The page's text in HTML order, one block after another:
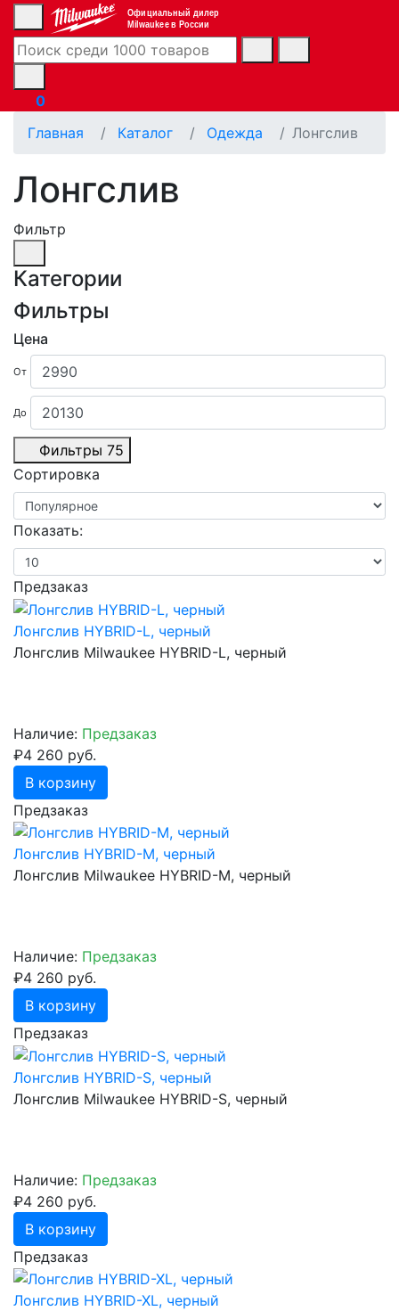
Официальный дилер
Milwaukee в России
0
Главная
Каталог Одежда Лонгслив
Лонгслив
Фильтр
Категории
Фильтры
Цена
От
До
Фильтры 75
Сортировка
Показать:
Предзаказ
Лонгслив HYBRID-L, черный
Лонгслив Milwaukee HYBRID-L, черный
Наличие: Предзаказ
₽4 260 руб.
В корзину
Предзаказ
Лонгслив HYBRID-M, черный
Лонгслив Milwaukee HYBRID-M, черный
Наличие: Предзаказ
₽4 260 руб.
В корзину
Предзаказ
Лонгслив HYBRID-S, черный
Лонгслив Milwaukee HYBRID-S, черный
Наличие: Предзаказ
₽4 260 руб.
В корзину
Предзаказ
Лонгслив HYBRID-XL, черный